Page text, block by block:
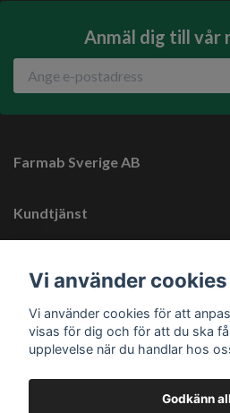
Anmäl dig till vår
Farmab Sverige AB
Kundtjänst
Sociala medier
Vi använder cookies
Vi använder cookies för att
visas för dig och för att du ska
upplevelse när du handlar hos
Godkänn